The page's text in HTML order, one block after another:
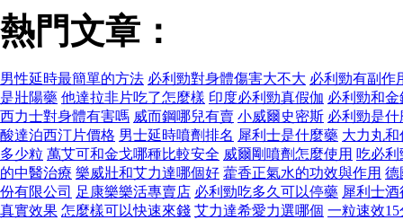
熱門文章：
男性延時最簡單的方法 必利勁對身體傷害大不大 必利勁有副作
是壯陽藥 他達拉非片吃了怎麼樣 印度必利勁真假伽 必利勁和
西力士對身體有害嗎 威而鋼哪兒有賣 小威爾史密斯 必利勁是什
酸達泊西汀片價格 男士延時噴劑排名 犀利士是什麼藥 大力丸
多少粒 萬艾可和金戈哪種比較安全 威爾剛噴劑怎麼使用 吃必
的中醫治療 樂威壯和艾力達哪個好 藿香正氣水的功效與作用 德
份有限公司 足康樂樂活專賣店 必利勁吃多久可以停藥 犀利士
真實效果 怎麼樣可以快速來錢 艾力達希愛力選哪個 一粒速效